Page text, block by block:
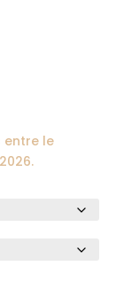
entre le
.